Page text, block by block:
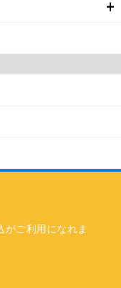
がご利用になれま